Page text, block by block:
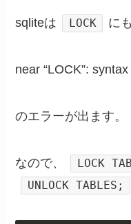
sqliteは LOCK に
near “LOCK”:
のエラーが出ます。
なので、 LOCK
UNLOCK TABLES;